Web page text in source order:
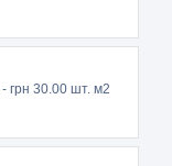
- грн 30.00 шт. м2